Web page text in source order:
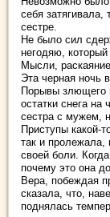
себя затягивала,
сестре.
Не было сил
негодяю,
Мысли,
Эта черная ночь
Порывы злющего
остатки снега
сестра с мужем,
Приступы какой-
так и пролежала,
своей боли.
почему это она
Вера, побеждая
сказала, что,
поднялась